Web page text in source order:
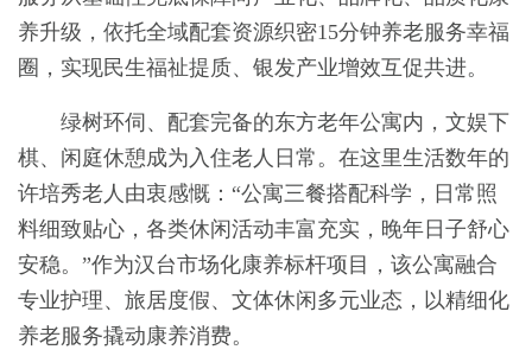
养升级，依托全域配套资源织密15分钟养老服务幸福
圈，实现民生福祉提质、银发产业增效互促共进。
绿树环伺、配套完备的东方老年公寓内，文娱下
棋、闲庭休憩成为入住老人日常。在这里生活数年的
许培秀老人由衷感慨：“公寓三餐搭配科学，日常照
料细致贴心，各类休闲活动丰富充实，晚年日子舒心
安稳。”作为汉台市场化康养标杆项目，该公寓融合
专业护理、旅居度假、文体休闲多元业态，以精细化
养老服务撬动康养消费。